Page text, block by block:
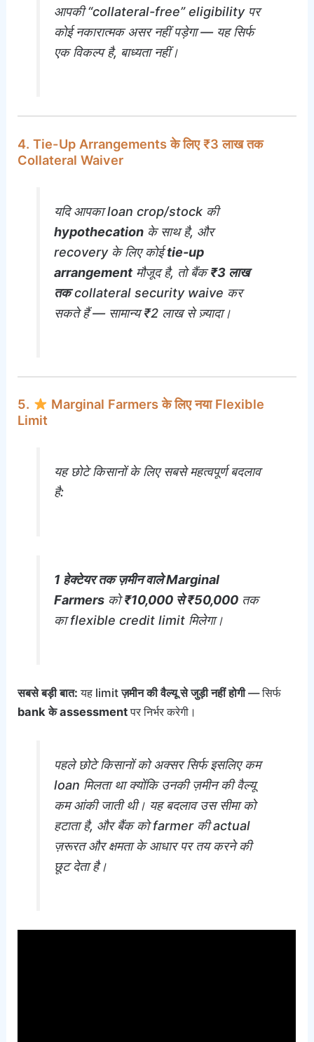
आपकी “collateral-free” eligibility पर
कोई नकारात्मक असर नहीं पड़ेगा — यह सिर्फ
एक विकल्प है, बाध्यता नहीं।
4. Tie-Up Arrangements के लिए ₹3 लाख तक
Collateral Waiver
यदि आपका loan crop/stock की
hypothecation के साथ है, और
recovery के लिए कोईtie-up
arrangement मौजूद है, तो बैंक₹3 लाख
तकcollateral security waive कर
सकते हैं — सामान्य ₹2 लाख से ज़्यादा।
5.
Marginal Farmers के लिए नया Flexible
Limit
यह छोटे किसानों के लिए सबसे महत्वपूर्ण बदलाव
है:
1 हेक्टेयर तक ज़मीन वाले Marginal
Farmers को₹10,000 से ₹50,000 तक
का flexible credit limit मिलेगा।
सबसे बड़ी बात: यह limitज़मीन की वैल्यू से जुड़ी नहीं होगी— सिर्फ
bank के assessmentपर निर्भर करेगी।
पहले छोटे किसानों को अक्सर सिर्फ इसलिए कम
loan मिलता था क्योंकि उनकी ज़मीन की वैल्यू
कम आंकी जाती थी। यह बदलाव उस सीमा को
हटाता है, और बैंक को farmer की actual
ज़रूरत और क्षमता के आधार पर तय करने की
छूट देता है।